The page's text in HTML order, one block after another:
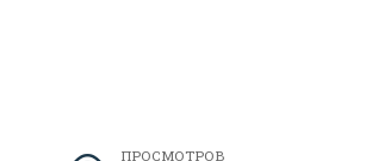
ПРОСМОТРОВ